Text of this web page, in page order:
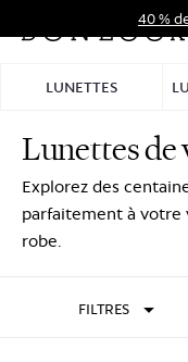
au
40 %
LUNETTES
Lunettes de
Explorez des
parfaitement à votre
robe.
FILTRES
connecter